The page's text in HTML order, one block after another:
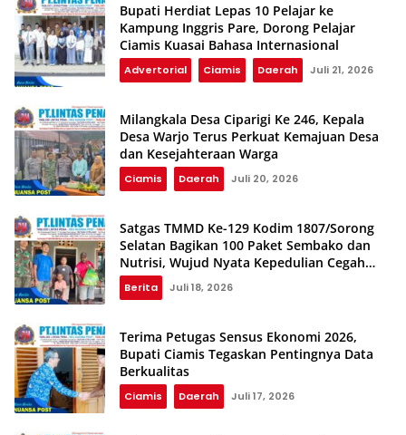
Bupati Herdiat Lepas 10 Pelajar ke
Kampung Inggris Pare, Dorong Pelajar
Ciamis Kuasai Bahasa Internasional
Advertorial Ciamis Daerah Juli 21, 2026
Milangkala Desa Ciparigi Ke 246, Kepala
Desa Warjo Terus Perkuat Kemajuan Desa
dan Kesejahteraan Warga
Ciamis Daerah Juli 20, 2026
Satgas TMMD Ke-129 Kodim 1807/Sorong
Selatan Bagikan 100 Paket Sembako dan
Nutrisi, Wujud Nyata Kepedulian Cegah
Stunting
Berita Juli 18, 2026
Terima Petugas Sensus Ekonomi 2026,
Bupati Ciamis Tegaskan Pentingnya Data
Berkualitas
Ciamis Daerah Juli 17, 2026